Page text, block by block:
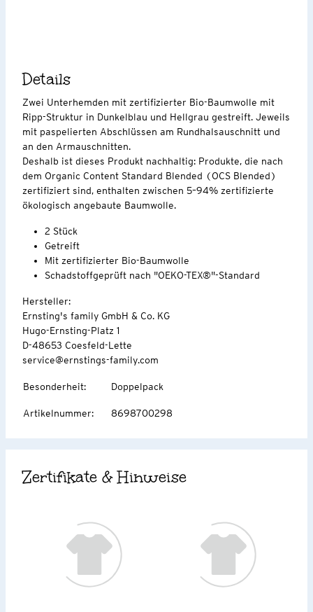
Details
Zwei Unterhemden mit zertifizierter Bio-Baumwolle mit
Ripp-Struktur in Dunkelblau und Hellgrau gestreift. Jeweils
mit paspelierten Abschlüssen am Rundhalsauschnitt und
an den Armauschnitten.
Deshalb ist dieses Produkt nachhaltig: Produkte, die nach
dem Organic Content Standard Blended (OCS Blended)
zertifiziert sind, enthalten zwischen 5–94% zertifizierte
ökologisch angebaute Baumwolle.
2 Stück
Getreift
Mit zertifizierter Bio-Baumwolle
Schadstoffgeprüft nach "OEKO-TEX®"-Standard
Hersteller:
Ernsting's family GmbH & Co. KG
Hugo-Ernsting-Platz 1
D-48653 Coesfeld-Lette
service@ernstings-family.com
Besonderheit: Doppelpack
Artikelnummer: 8698700298
Zertifikate & Hinweise